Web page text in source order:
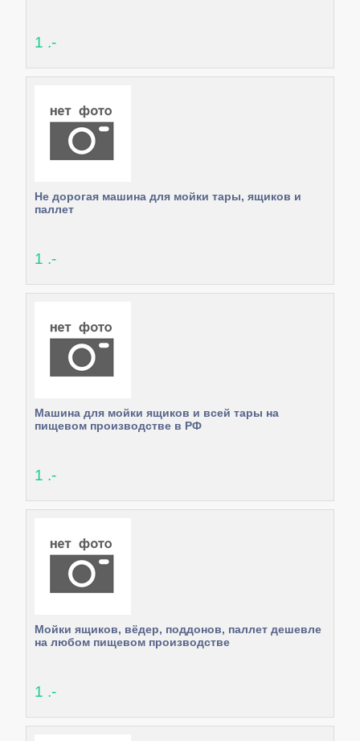
1 .-
Не дорогая машина для мойки тары, ящиков и
паллет
1 .-
Машина для мойки ящиков и всей тары на
пищевом производстве в РФ
1 .-
Мойки ящиков, вёдер, поддонов, паллет дешевле
на любом пищевом производстве
1 .-